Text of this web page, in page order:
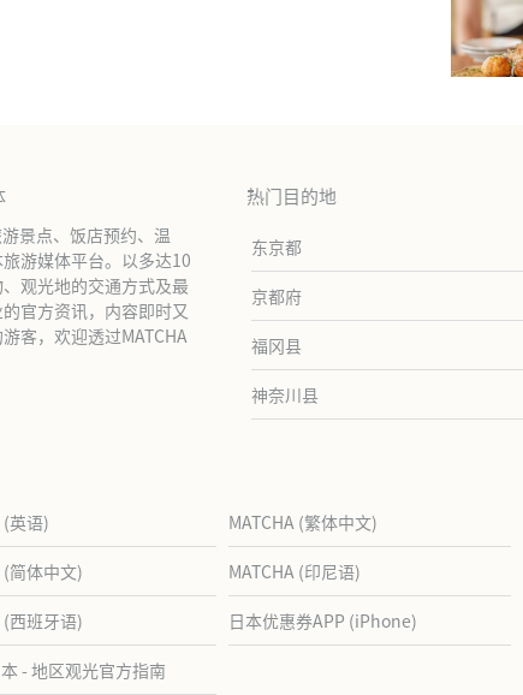
景点、饭店预约、温
游媒体平台。以多达10
观光地的交通方式及最
官方资讯，内容即时又
客，欢迎透过MATCHA
热门目的地
东京都
京都府
福冈县
神奈川县
(英语) MATCHA (繁体中文)
(简体中文) MATCHA (印尼语)
(西班牙语) 日本优惠券APP (iPhone)
- 地区观光官方指南